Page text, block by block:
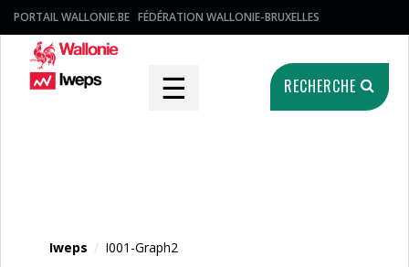
PORTAIL WALLONIE.BE FÉDÉRATION WALLONIE-BRUXELLES
☰ RECHERCHE
Iweps / I001-Graph2